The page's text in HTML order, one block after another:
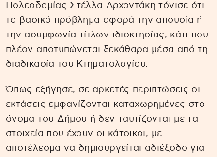
Πολεοδομίας Στέλλα Αρχοντάκη τόνισε ότι
το βασικό πρόβλημα αφορά την απουσία ή
την ασυμφωνία τίτλων ιδιοκτησίας, κάτι που
πλέον αποτυπώνεται ξεκάθαρα μέσα από τη
διαδικασία του Κτηματολογίου.
Όπως εξήγησε, σε αρκετές περιπτώσεις οι
εκτάσεις εμφανίζονται καταχωρημένες στο
όνομα του Δήμου ή δεν ταυτίζονται με τα
στοιχεία που έχουν οι κάτοικοι, με
αποτέλεσμα να δημιουργείται αδιέξοδο για